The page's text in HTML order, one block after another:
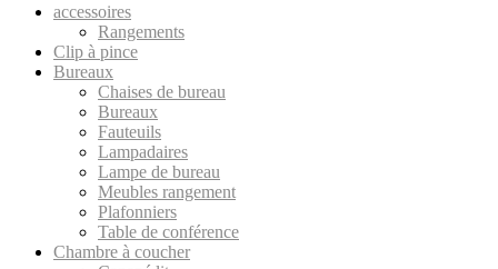
accessoires
Rangements
Clip à pince
Bureaux
Chaises de bureau
Bureaux
Fauteuils
Lampadaires
Lampe de bureau
Meubles rangement
Plafonniers
Table de conférence
Chambre à coucher